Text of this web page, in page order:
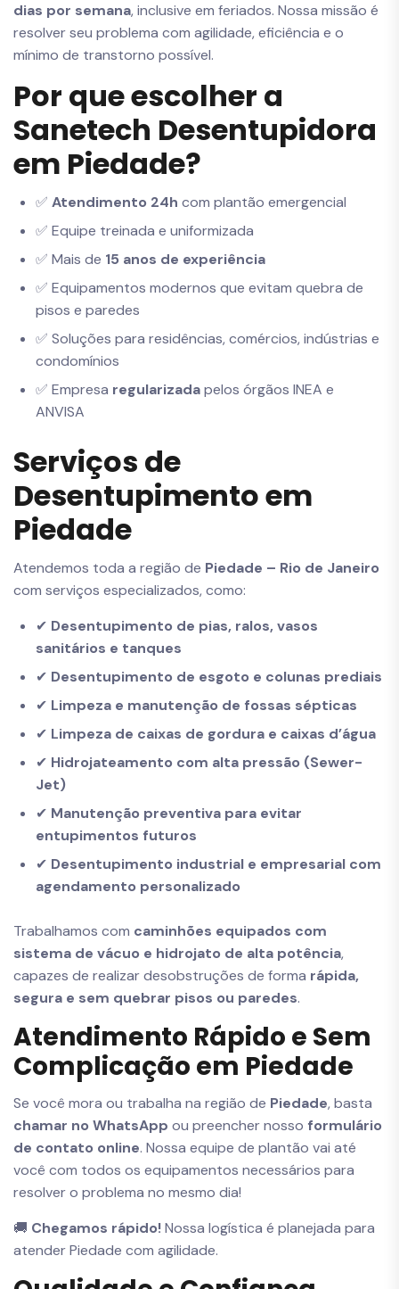
dias por semana, inclusive em feriados. Nossa missão é
resolver seu problema com agilidade, eficiência e o
mínimo de transtorno possível.
Por que escolher a
Sanetech Desentupidora
em Piedade?
✅ Atendimento 24h com plantão emergencial
✅ Equipe treinada e uniformizada
✅ Mais de 15 anos de experiência
✅ Equipamentos modernos que evitam quebra de
pisos e paredes
✅ Soluções para residências, comércios, indústrias e
condomínios
✅ Empresa regularizadapelos órgãos INEA e
ANVISA
Serviços de
Desentupimento em
Piedade
Atendemos toda a região de Piedade – Rio de Janeiro
com serviços especializados, como:
✔ Desentupimento de pias, ralos, vasos
sanitários e tanques
✔ Desentupimento de esgoto e colunas prediais
✔ Limpeza e manutenção de fossas sépticas
✔ Limpeza de caixas de gordura e caixas d’água
✔ Hidrojateamento com alta pressão (Sewer-
Jet)
✔ Manutenção preventiva para evitar
entupimentos futuros
✔ Desentupimento industrial e empresarial com
agendamento personalizado
Trabalhamos com caminhões equipados com
sistema de vácuo e hidrojato de alta potência,
capazes de realizar desobstruções de forma rápida,
segura e sem quebrar pisos ou paredes.
Atendimento Rápido e Sem
Complicação em Piedade
Se você mora ou trabalha na região de Piedade, basta
chamar no WhatsApp ou preencher nosso formulário
de contato online. Nossa equipe de plantão vai até
você com todos os equipamentos necessários para
resolver o problema no mesmo dia!
🚚 Chegamos rápido!Nossa logística é planejada para
atender Piedade com agilidade.